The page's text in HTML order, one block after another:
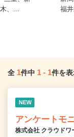
、...
福
全 1件中 1 - 1件を
NEW
アンケートモ
株式会社 クラウドワ